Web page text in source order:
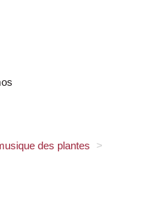
des plantes >